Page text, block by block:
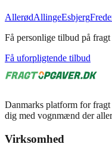
AllerødAllingeEsbjerg
Få personlige tilbud på
Få uforpligtende tilbud
Danmarks platform for
dig med vognmænd der
Virksomhed